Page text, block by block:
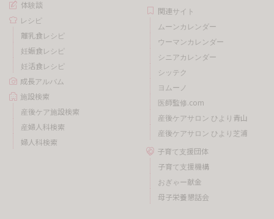
体験談
レシピ
離乳食レシピ
妊娠食レシピ
妊活食レシピ
成長アルバム
施設検索
産後ケア施設検索
産婦人科検索
婦人科検索
関連サイト
ムーンカレンダー
ウーマンカレンダー
シニアカレンダー
シッテク
ヨムーノ
医師監修.com
産後ケアサロン ひより青山
産後ケアサロン ひより芝浦
子育て支援団体
子育て支援機構
おぎゃー献金
母子栄養懇話会